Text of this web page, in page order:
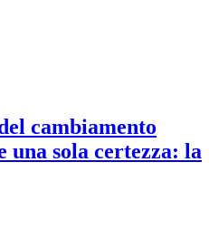
cambiamento
una sola certezza: la